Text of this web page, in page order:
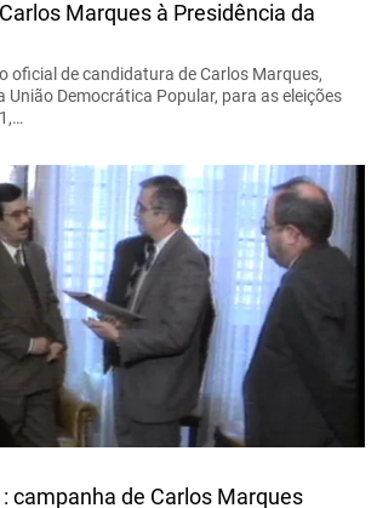
Marques à Presidência da
oficial de candidatura de Carlos Marques,
União Democrática Popular, para as eleições
campanha de Carlos Marques